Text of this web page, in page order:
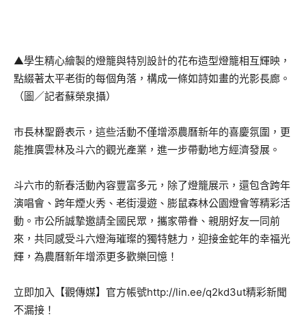
▲學生精心繪製的燈籠與特別設計的花布造型燈籠相互輝映，
點綴著太平老街的每個角落，構成一條如詩如畫的光影長廊。
（圖／記者蘇榮泉攝）
市長林聖爵表示，這些活動不僅增添農曆新年的喜慶氛圍，更
能推廣雲林及斗六的觀光產業，進一步帶動地方經濟發展。
斗六市的新春活動內容豐富多元，除了燈籠展示，還包含跨年
演唱會、跨年煙火秀、老街漫遊、膨鼠森林公園燈會等精彩活
動。市公所誠摯邀請全國民眾，攜家帶眷、親朋好友一同前
來，共同感受斗六燈海璀璨的獨特魅力，迎接金蛇年的幸福光
輝，為農曆新年增添更多歡樂回憶！
立即加入【觀傳媒】官方帳號http://lin.ee/q2kd3ut精彩新聞
不漏接！